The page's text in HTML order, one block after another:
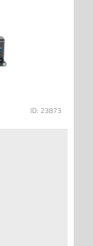
ID: 23873